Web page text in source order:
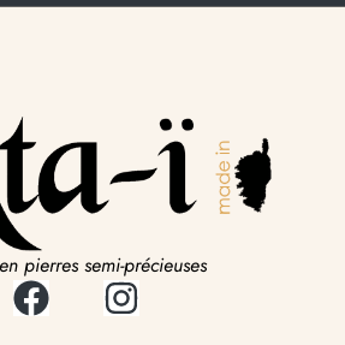
pierres semi-précieuses